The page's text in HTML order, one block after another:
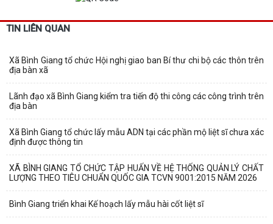
TIN LIÊN QUAN
Xã Bình Giang tổ chức Hội nghị giao ban Bí thư chi bộ các thôn trên
địa bàn xã
Lãnh đạo xã Bình Giang kiểm tra tiến độ thi công các công trình trên
địa bàn
Xã Bình Giang tổ chức lấy mẫu ADN tại các phần mộ liệt sĩ chưa xác
định được thông tin
XÃ BÌNH GIANG TỔ CHỨC TẬP HUẤN VỀ HỆ THỐNG QUẢN LÝ CHẤT
LƯỢNG THEO TIÊU CHUẨN QUỐC GIA TCVN 9001:2015 NĂM 2026
Bình Giang triển khai Kế hoạch lấy mẫu hài cốt liệt sĩ